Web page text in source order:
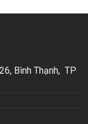
Bình Thạnh, TP